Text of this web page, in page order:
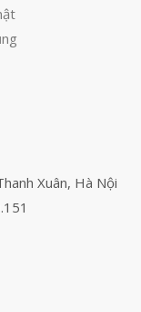
Xuân, Hà Nội